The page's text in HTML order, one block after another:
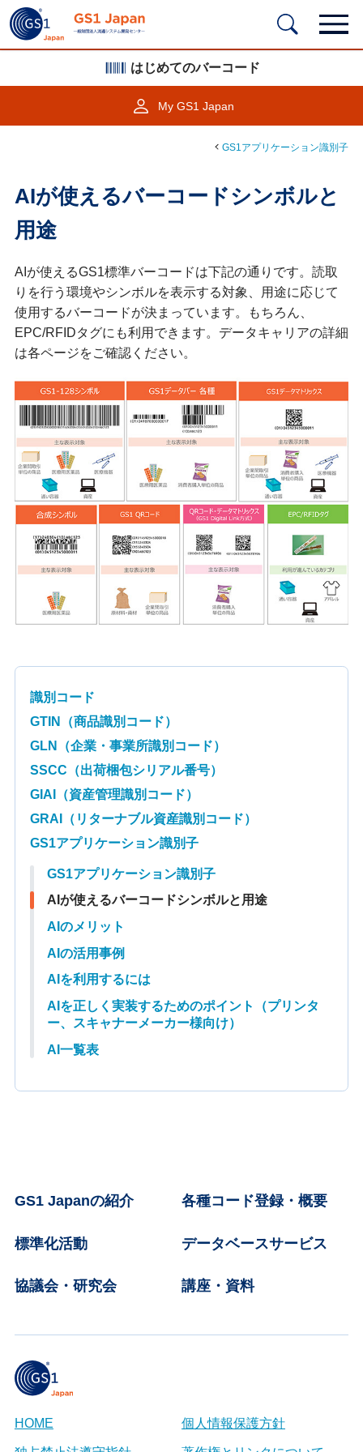
はじめてのバーコード
My GS1 Japan
GS1アプリケーション識別子
AIが使えるバーコードシンボルと
用途
AIが使えるGS1標準バーコードは下記の通りです。読取
りを行う環境やシンボルを表示する対象、用途に応じて
使用するバーコードが決まっています。もちろん、
EPC/RFIDタグにも利用できます。データキャリアの詳細
は各ページをご確認ください。
識別コード
GTIN（商品識別コード）
GLN（企業・事業所識別コード）
SSCC（出荷梱包シリアル番号）
GIAI（資産管理識別コード）
GRAI（リターナブル資産識別コード）
GS1アプリケーション識別子
GS1アプリケーション識別子
AIが使えるバーコードシンボルと用途
AIのメリット
AIの活用事例
AIを利用するには
AIを正しく実装するためのポイント（プリンタ
ー、スキャナーメーカー様向け）
AI一覧表
GS1 Japanの紹介 各種コード登録・概要
標準化活動 データベースサービス
協議会・研究会 講座・資料
HOME 個人情報保護方針